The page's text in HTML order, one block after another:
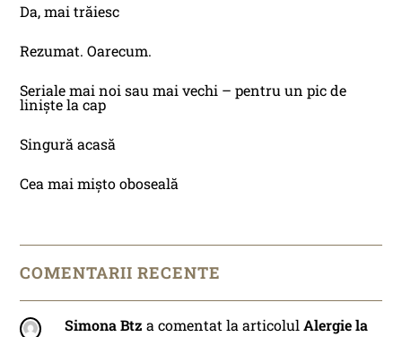
Da, mai trăiesc
Rezumat. Oarecum.
Seriale mai noi sau mai vechi – pentru un pic de
liniște la cap
Singură acasă
Cea mai mișto oboseală
COMENTARII RECENTE
Simona Btz a comentat la articolulAlergie la